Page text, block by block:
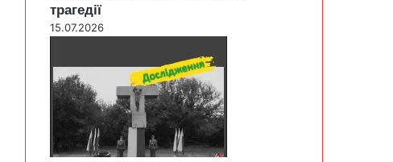
трагедії
15.07.2026